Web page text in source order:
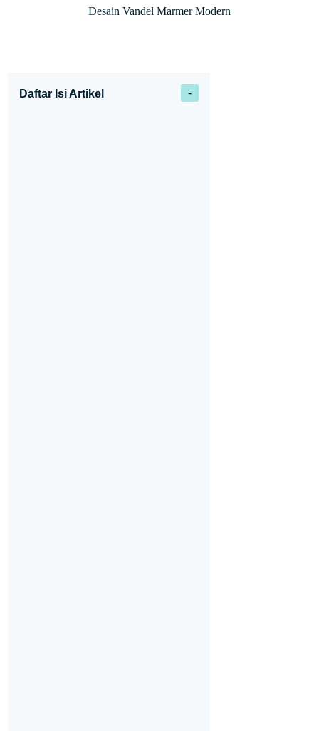
Desain Vandel Marmer Modern
Daftar Isi Artikel